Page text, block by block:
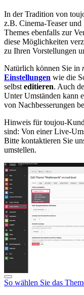
In der Tradition von
z.B. Cinema-Teaser
Themes ebenfalls zur
diese Möglichkeiten
zu Ihren Vorstellungen
Natürlich können Sie in
Einstellungen wie die
selbst editieren. Auch
Unter Umständen kann
von Nachbesserungen
Hinweis für toujou-
sind: Von einer Live-
Bitte kontaktieren Sie
umstellen.
So wählen Sie das